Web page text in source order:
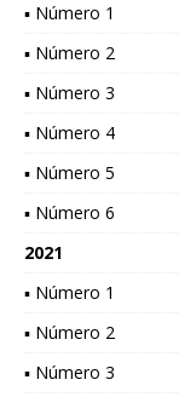
▪ Número 1
▪ Número 2
▪ Número 3
▪ Número 4
▪ Número 5
▪ Número 6
2021
▪ Número 1
▪ Número 2
▪ Número 3